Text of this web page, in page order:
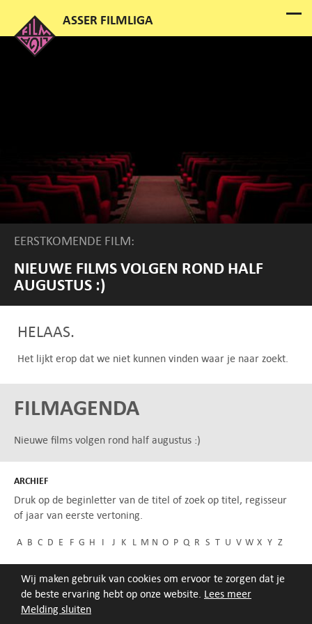
Melding sluiten
Wij maken gebruik van cookies om ervoor te zorgen dat je
de beste ervaring hebt op onze website. Lees meer
EERSTKOMENDE FILM:
NIEUWE FILMS VOLGEN ROND HALF
AUGUSTUS :)
HELAAS.
Het lijkt erop dat we niet kunnen vinden waar je naar zoekt.
FILMAGENDA
Nieuwe films volgen rond half augustus :)
ARCHIEF
Druk op de beginletter van de titel of zoek op titel, regisseur
of jaar van eerste vertoning.
A B C D E F G H I J K L M N O P Q R S T U V W X Y Z